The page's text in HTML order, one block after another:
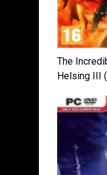
The
Helsing III